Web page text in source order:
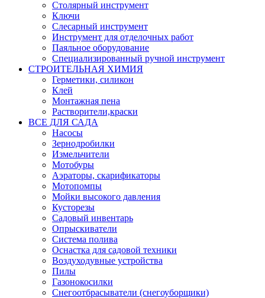
Столярный инструмент
Ключи
Слесарный инструмент
Инструмент для отделочных работ
Паяльное оборудование
Специализированный ручной инструмент
СТРОИТЕЛЬНАЯ ХИМИЯ
Герметики, силикон
Клей
Монтажная пена
Растворители,краски
ВСЕ ДЛЯ САДА
Насосы
Зернодробилки
Измельчители
Мотобуры
Аэраторы, скарификаторы
Мотопомпы
Мойки высокого давления
Кусторезы
Садовый инвентарь
Опрыскиватели
Система полива
Оснастка для садовой техники
Воздуходувные устройства
Пилы
Газонокосилки
Снегоотбрасыватели (снегоуборщики)